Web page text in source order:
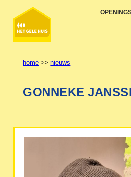
naar
inhoud
home >>nieuws
GONNEKE